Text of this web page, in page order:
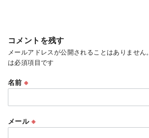
コメントを残す
メールアドレスが公開されることはありません。
は必須項目です
名前※
メール ※